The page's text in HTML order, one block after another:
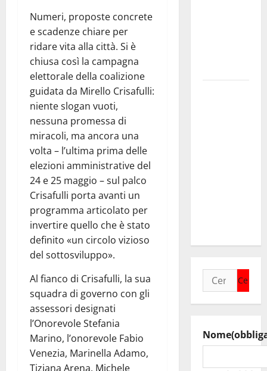
Numeri, proposte concrete
e scadenze chiare per
ridare vita alla città. Si è
chiusa così la campagna
elettorale della coalizione
guidata da Mirello Crisafulli:
niente slogan vuoti,
nessuna promessa di
miracoli, ma ancora una
volta – l’ultima prima delle
elezioni amministrative del
24 e 25 maggio – sul palco
Crisafulli porta avanti un
programma articolato per
invertire quello che è stato
definito «un circolo vizioso
del sottosviluppo».
Al fianco di Crisafulli, la sua
squadra di governo con gli
assessori designati
l’Onorevole Stefania
Marino, l’onorevole Fabio
Venezia, Marinella Adamo,
Tiziana Arena, Michele
Ricerca
per:
Nome